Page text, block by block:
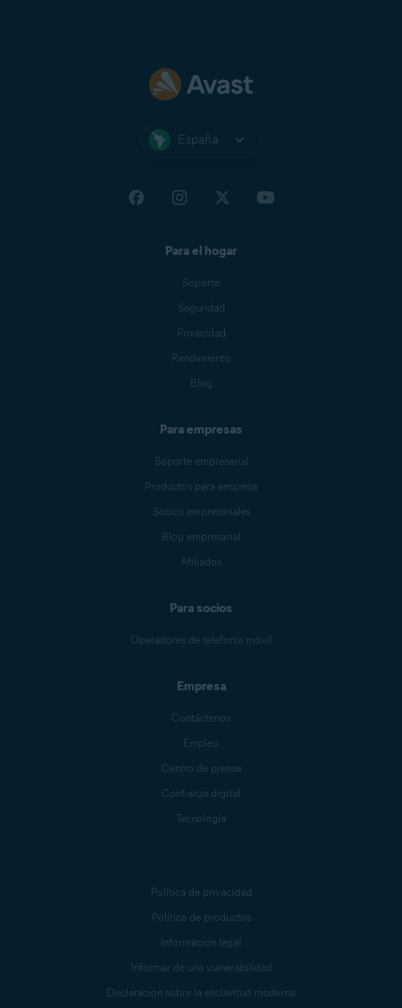
España
Para el hogar
Soporte
Seguridad
Privacidad
Rendimiento
Blog
Para empresas
Soporte empresarial
Productos para empresa
Socios empresariales
Blog empresarial
Afiliados
Para socios
Operadores de telefonía móvil
Empresa
Contáctenos
Empleo
Centro de prensa
Confianza digital
Tecnología
Política de privacidad
Política de productos
Información legal
Informar de una vulnerabilidad
Declaración sobre la esclavitud moderna